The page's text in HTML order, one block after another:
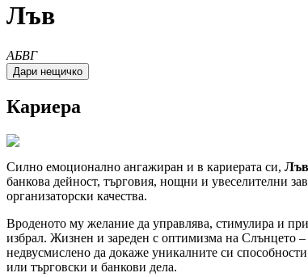
Лъв
AБВГ
Кариера
Силно емоционално ангажиран и в кариерата си,
банкова дейност, търговия, нощни и увеселителни
организаторски качества.
Вроденото му желание да управлява, стимулира и
избрал. Жизнен и зареден с оптимизма на Слънцето
недвусмислено да докаже уникалните си
или търговски и банкови дела.